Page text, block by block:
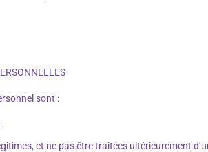
sont :
et ne pas être traitées ultérieurement